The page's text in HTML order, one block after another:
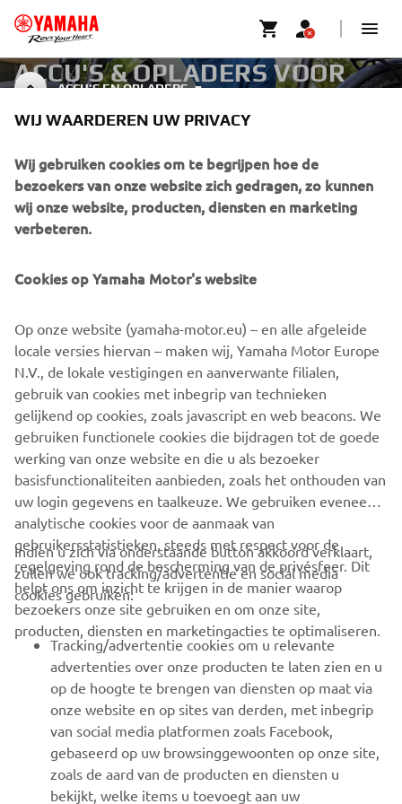
ACCU'S EN OPLADERS
ACCU'S & OPLADERS VOOR
CORPORATE
BUSINESS
MEER YAMAHA
SUPPORT
NIEUWSBRIEF
Wees de eerste die meer te weten komt over de nieuwste deals,
speciale evenementen, nieuwe producten en nog veel meer
ABONNEREN
Lees ons privacybeleid om te leren hoe we uw persoonlijke
gegevens verwerken:Privacyverklaring
Belgium (Dutch)
© Copyright - 2026 Yamaha Motor Europe N.V. - All Rights
Reserved
WIJ WAARDEREN UW PRIVACY
Wij gebruiken cookies om te begrijpen hoe de
bezoekers van onze website zich gedragen, zo kunnen
wij onze website, producten, diensten en marketing
verbeteren.
Cookies op Yamaha Motor's website
Op onze website (yamaha-motor.eu) – en alle afgeleide
locale versies hiervan – maken wij, Yamaha Motor Europe
N.V., de lokale vestigingen en aanverwante filialen,
gebruik van cookies met inbegrip van technieken
gelijkend op cookies, zoals javascript en web beacons. We
gebruiken functionele cookies die bijdragen tot de goede
werking van onze website en die u als bezoeker
basisfunctionaliteiten aanbieden, zoals het onthouden van
uw login gegevens en taalkeuze. We gebruiken eveneens
analytische cookies voor de aanmaak van
gebruikersstatistieken, steeds met respect voor de
regelgeving rond de bescherming van de privésfeer. Dit
helpt ons om inzicht te krijgen in de manier waarop
bezoekers onze site gebruiken en om onze site,
producten, diensten en marketingacties te optimaliseren.
Indien u zich via onderstaande button akkoord verklaart,
zullen we ook tracking/advertentie en social media
cookies gebruiken:
Tracking/advertentie cookies om u relevante
advertenties over onze producten te laten zien en u
op de hoogte te brengen van diensten op maat via
onze website en op sites van derden, met inbegrip
van social media platformen zoals Facebook,
gebaseerd op uw browsinggewoonten op onze site,
zoals de aard van de producten en diensten u
bekijkt, welke items u toevoegt aan uw